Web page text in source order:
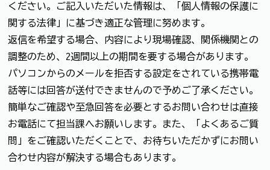
ください。ご記入いただいた情報は、「個人情報の保護に
関する法律」に基づき適正な管理に努めます。
返信を希望する場合、内容により現場確認、関係機関との
調整のため、2週間以上の期間を要する場合があります。
パソコンからのメールを拒否する設定をされている携帯電
話等には回答が送付できませんので予めご了承ください。
簡単なご確認や至急回答を必要とするお問い合わせは直接
お電話にて担当課へお願いします。また、「よくあるご質
問」をご確認いただくことで、お待ちいただかずにお問い
合わせ内容が解決する場合もあります。